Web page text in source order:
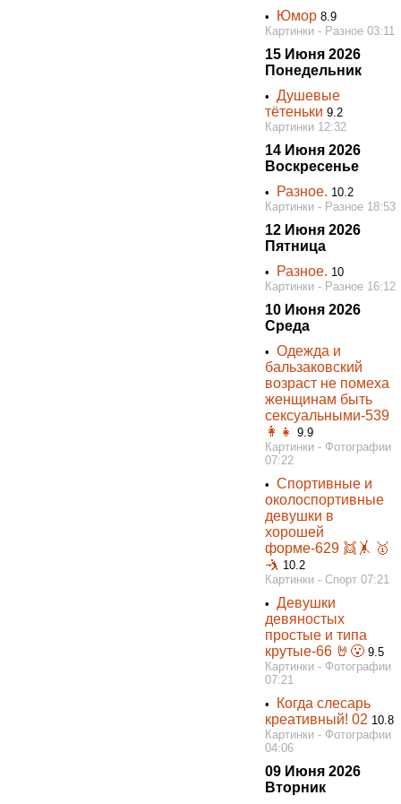
•
Юмор 8.9
Картинки - Разное 03:11
15 Июня 2026
Понедельник
•Душевые
тётеньки 9.2
Картинки 12:32
14 Июня 2026
Воскресенье
• Разное. 10.2
Картинки - Разное 18:53
12 Июня 2026
Пятница
• Разное. 10
Картинки - Разное 16:12
10 Июня 2026
Среда
•Одежда и
бальзаковский
возраст не помеха
женщинам быть
сексуальными-539
👩👧 9.9
Картинки - Фотографии
07:22
•Спортивные и
околоспортивные
девушки в
хорошей
форме-629 👯‍🤸 🥇
🤺 10.2
Картинки - Спорт 07:21
•Девушки
девяностых
простые и типа
крутые-66 🤘😮 9.5
Картинки - Фотографии
07:21
•
Когда слесарь
креативный! 02 10.8
Картинки - Фотографии
04:06
09 Июня 2026
Вторник